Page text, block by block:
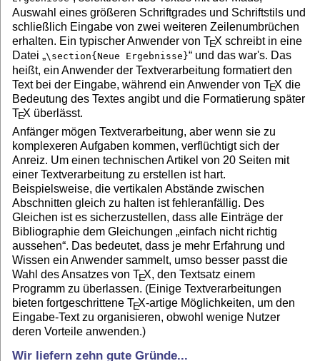
Auswahl eines größeren Schriftgrades und Schriftstils und
schließlich Eingabe von zwei weiteren Zeilenumbrüchen
erhalten. Ein typischer Anwender vonTEX schreibt in eine
Datei „\section{Neue Ergebnisse}“ und das war's. Das
heißt, ein Anwender der Textverarbeitung formatiert den
Text bei der Eingabe, während ein Anwender vonTEX die
Bedeutung des Textes angibt und die Formatierung später
TEX überlässt.
Anfänger mögen Textverarbeitung, aber wenn sie zu
komplexeren Aufgaben kommen, verflüchtigt sich der
Anreiz. Um einen technischen Artikel von 20 Seiten mit
einer Textverarbeitung zu erstellen ist hart.
Beispielsweise, die vertikalen Abstände zwischen
Abschnitten gleich zu halten ist fehleranfällig. Des
Gleichen ist es sicherzustellen, dass alle Einträge der
Bibliographie dem Gleichungen „einfach nicht richtig
aussehen“. Das bedeutet, dass je mehr Erfahrung und
Wissen ein Anwender sammelt, umso besser passt die
Wahl des Ansatzes vonTEX, den Textsatz einem
Programm zu überlassen. (Einige Textverarbeitungen
bieten fortgeschritteneTEX-artige Möglichkeiten, um den
Eingabe-Text zu organisieren, obwohl wenige Nutzer
deren Vorteile anwenden.)
Wir liefern zehn gute Gründe...